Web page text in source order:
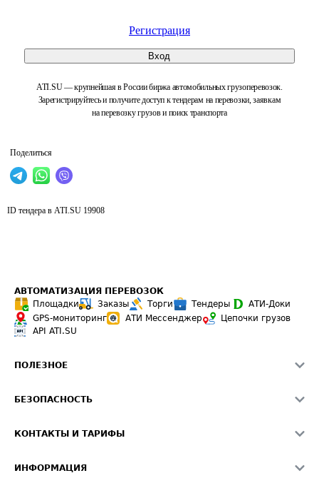
Регистрация
Вход
ATI.SU — крупнейшая в России биржа автомобильных грузоперевозок.
Зарегистрируйтесь и получите доступ к тендерам на перевозки, заявкам
на перевозку грузов и поиск транспорта
Поделиться
ID тендера в ATI.SU 19908
АВТОМАТИЗАЦИЯ ПЕРЕВОЗОК
Площадки
Заказы Торги Тендеры
АТИ-Доки
GPS-мониторинг
АТИ Мессенджер
Цепочки грузов
API ATI.SU
ПОЛЕЗНОЕ
Звезды ATI.SU на вашем сайте
Средние ставки
БЕЗОПАСНОСТЬ
Светофор+
КОНТАКТЫ И ТАРИФЫ
ИНФОРМАЦИЯ